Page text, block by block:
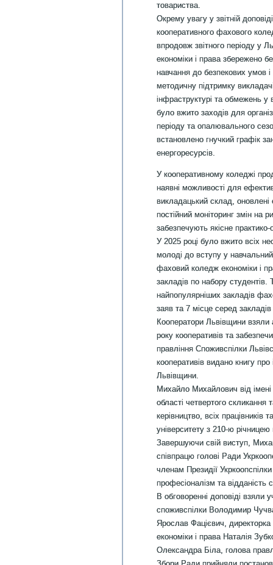
товариства.
Окрему увагу у звітній
кооперативного фахового
впродовж звітного періоду у
економіки і права збережено
навчання до безпекових умов і
методичну підтримку
інфраструктурі та обмежень у
було вжито заходів для
періоду та опалювального
встановлено гнучкий графік
енергоресурсів.
У кооперативному коледжі
наявні можливості для
викладацький склад, оновлені
постійний моніторинг змін на
забезпечують якісне
У 2025 році було вжито всіх
молоді до вступу у
фаховий коледж економіки і
закладів по набору
найпопулярніших закладів
заяв та 7 місце серед
Кооператори Львівщини взяли
року кооперативів та
правління Споживспілки
кооперативів видано книгу
Львівщини.
Михайло Михайлович від
області четвертого скликання
керівництво, всіх працівників
університету з 210-ю
Завершуючи свій виступ,
співпрацю голові Ради
членам Президії
професіоналізм та відданість
В обговоренні доповіді взяли
споживспілки Володимир
Ярослав Фацієвич,
економіки і права Наталія
Олександра Біла, голова